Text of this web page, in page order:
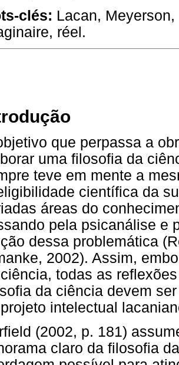
clés: Lacan,
réel.
que perpassa a
uma filosofia da
teve em mente a
científica da
áreas do
pela psicanálise e
dessa problemática
2002). Assim,
todas as
da ciência devem
intelectual
(2002, p. 181)
claro da filosofia